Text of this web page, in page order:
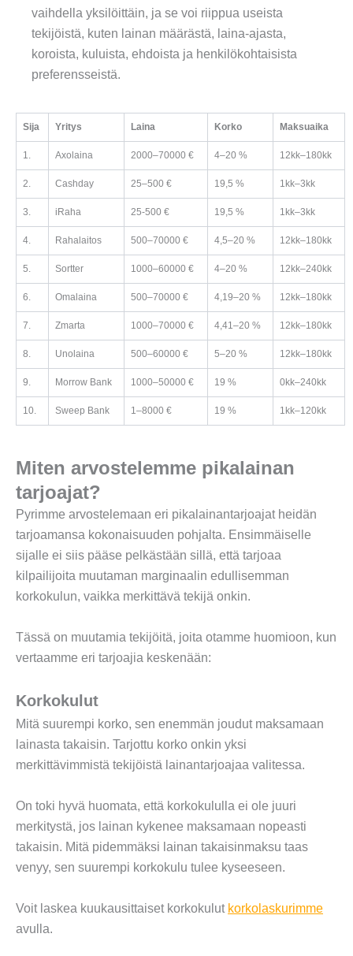
vaihdella yksilöittäin, ja se voi riippua useista
tekijöistä, kuten lainan määrästä, laina-ajasta,
koroista, kuluista, ehdoista ja henkilökohtaisista
preferensseistä.
Sija Yritys Laina Korko Maksuaika
1. Axolaina 2000–70000 € 4–20 % 12kk–180kk
2. Cashday 25–500 € 19,5 % 1kk–3kk
3. iRaha 25-500 € 19,5 % 1kk–3kk
4. Rahalaitos 500–70000 € 4,5–20 % 12kk–180kk
5. Sortter 1000–60000 € 4–20 % 12kk–240kk
6. Omalaina 500–70000 € 4,19–20 % 12kk–180kk
7. Zmarta 1000–70000 € 4,41–20 % 12kk–180kk
8. Unolaina 500–60000 € 5–20 % 12kk–180kk
9. Morrow Bank 1000–50000 € 19 % 0kk–240kk
10. Sweep Bank 1–8000 € 19 % 1kk–120kk
Miten arvostelemme pikalainan
tarjoajat?
Pyrimme arvostelemaan eri pikalainantarjoajat heidän
tarjoamansa kokonaisuuden pohjalta. Ensimmäiselle
sijalle ei siis pääse pelkästään sillä, että tarjoaa
kilpailijoita muutaman marginaalin edullisemman
korkokulun, vaikka merkittävä tekijä onkin.
Tässä on muutamia tekijöitä, joita otamme huomioon, kun
vertaamme eri tarjoajia keskenään:
Korkokulut
Mitä suurempi korko, sen enemmän joudut maksamaan
lainasta takaisin. Tarjottu korko onkin yksi
merkittävimmistä tekijöistä lainantarjoajaa valitessa.
On toki hyvä huomata, että korkokululla ei ole juuri
merkitystä, jos lainan kykenee maksamaan nopeasti
takaisin. Mitä pidemmäksi lainan takaisinmaksu taas
venyy, sen suurempi korkokulu tulee kyseeseen.
Voit laskea kuukausittaiset korkokulut korkolaskurimme
avulla.